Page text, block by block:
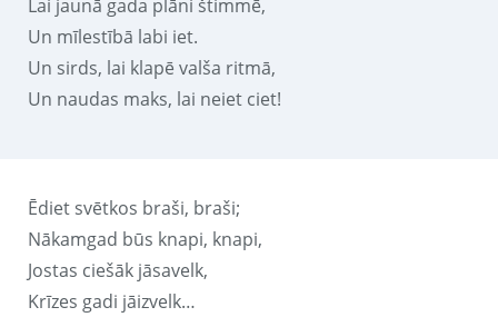
Lai jaunā gada plāni štimmē,
Un mīlestībā labi iet.
Un sirds, lai klapē valša ritmā,
Un naudas maks, lai neiet ciet!
Ēdiet svētkos braši, braši;
Nākamgad būs knapi, knapi,
Jostas ciešāk jāsavelk,
Krīzes gadi jāizvelk…